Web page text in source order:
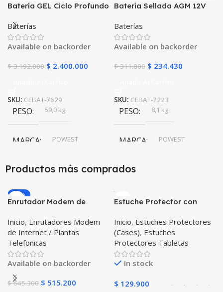
Batería GEL Ciclo Profundo
FLS122000DC | Energía
Solar | Deep Cycle VRLA |
Off-Grid
Baterías
Available on backorder
$3.192.000 $ 2.400.000
SKU: CEBAT-7629
PESO 59,0 kg
MARCA POWEST
Batería Sellada AGM 12V
Libre de Mantenimiento |
UPS y Respaldo |
Tecnología VRLA
Baterías
Available on backorder
$311.800 $ 234.430
SKU: CEBAT-7223
PESO 8,1 kg
MARCA POWEST
Productos más comprados
-20%
Enrutador Modem de
Libre Todo Operador 4G
LTE SIMCARD
Inicio, Enrutadores Modem
de Internet / Plantas
Telefonicas
Available on backorder
$645.300 $ 515.200
Estuche Protector con
Tablet Samsung Galaxy
Tab A8 10.5 2021 – 2022
SM-x200 SM-x205 Anti
golpes con soporte
Inicio, Estuches Protectores
(Cases), Estuches
Protectores Tabletas
In stock
$ 129.900